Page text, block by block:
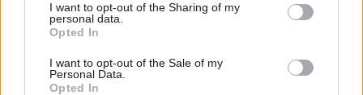
I want to opt-out of the Sharing of my
personal data.
Opted In
I want to opt-out of the Sale of my
Personal Data.
Opted In